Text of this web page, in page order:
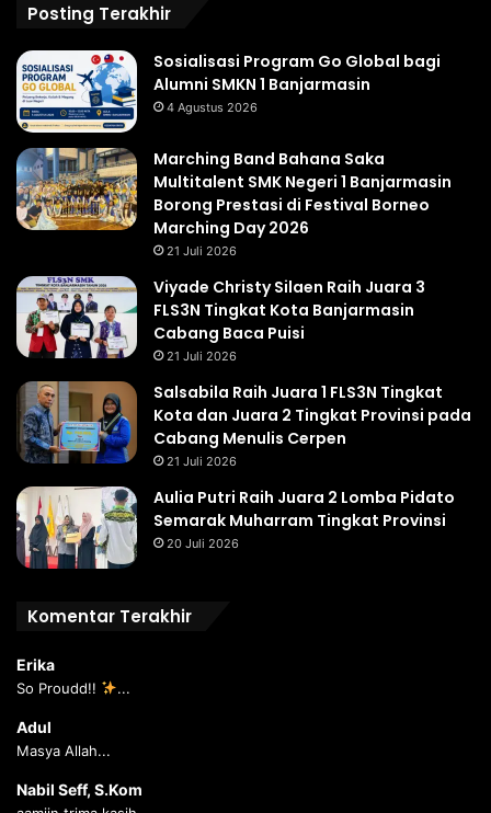
Posting Terakhir
Sosialisasi Program Go Global bagi
Alumni SMKN 1 Banjarmasin
4 Agustus 2026
Marching Band Bahana Saka
Multitalent SMK Negeri 1 Banjarmasin
Borong Prestasi di Festival Borneo
Marching Day 2026
21 Juli 2026
Viyade Christy Silaen Raih Juara 3
FLS3N Tingkat Kota Banjarmasin
Cabang Baca Puisi
21 Juli 2026
Salsabila Raih Juara 1 FLS3N Tingkat
Kota dan Juara 2 Tingkat Provinsi pada
Cabang Menulis Cerpen
21 Juli 2026
Aulia Putri Raih Juara 2 Lomba Pidato
Semarak Muharram Tingkat Provinsi
20 Juli 2026
Komentar Terakhir
Erika
So Proudd!! ...
Adul
Masya Allah...
Nabil Seff, S.Kom